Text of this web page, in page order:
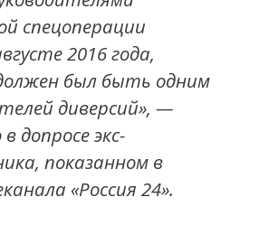
спецоперации
2016 года,
был быть одним
диверсий», —
допросе экс-
показанном в
«Россия 24».